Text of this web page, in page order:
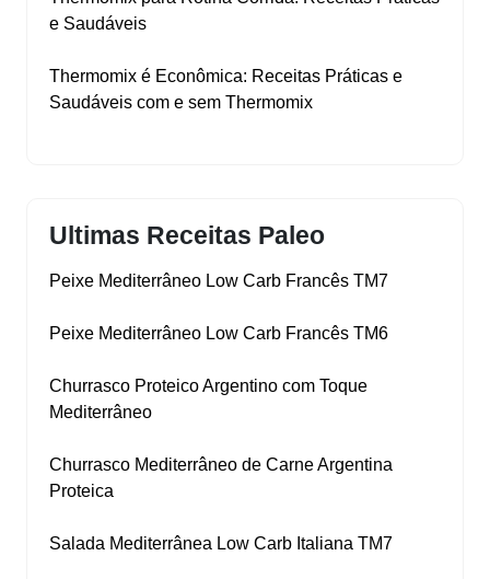
e Saudáveis
Thermomix é Econômica: Receitas Práticas e
Saudáveis com e sem Thermomix
Ultimas Receitas Paleo
Peixe Mediterrâneo Low Carb Francês TM7
Peixe Mediterrâneo Low Carb Francês TM6
Churrasco Proteico Argentino com Toque
Mediterrâneo
Churrasco Mediterrâneo de Carne Argentina
Proteica
Salada Mediterrânea Low Carb Italiana TM7